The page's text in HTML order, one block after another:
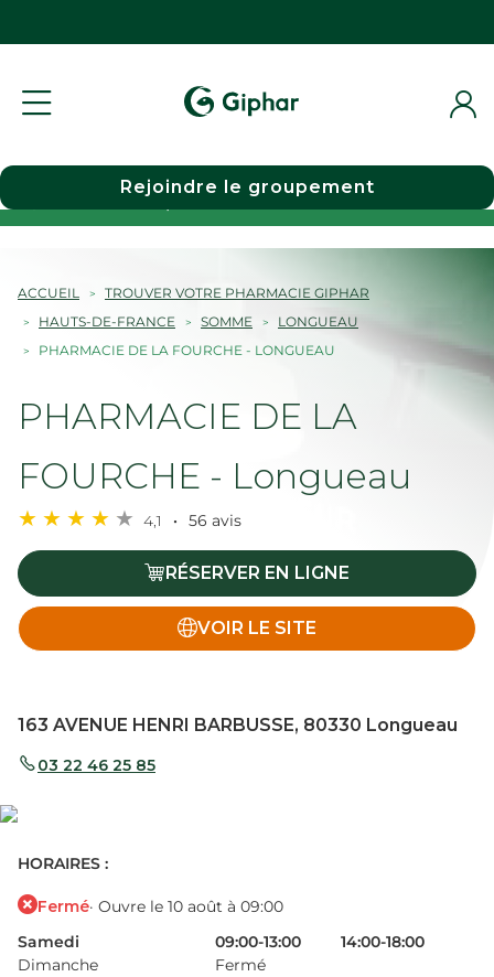
Choisir une pharmacie
Rejoindre le groupement
ACCUEIL
TROUVER VOTRE PHARMACIE GIPHAR
HAUTS-DE-FRANCE
SOMME
LONGUEAU
PHARMACIE DE LA FOURCHE - LONGUEAU
PHARMACIE DE LA
FOURCHE - Longueau
4,1 56 avis
RÉSERVER EN LIGNE
VOIR LE SITE
163 AVENUE HENRI BARBUSSE, 80330 Longueau
03 22 46 25 85
HORAIRES :
Fermé· Ouvre le 10 août à 09:00
Samedi
09:00-13:00
14:00-18:00
Dimanche
Fermé